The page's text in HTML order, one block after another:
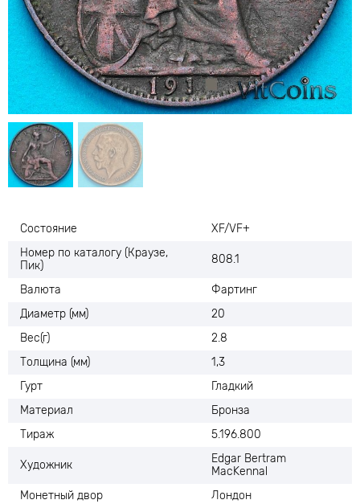
Состояние
XF/VF+
Номер по каталогу (Краузе,
Пик)
808.1
Валюта
Фартинг
Диаметр (мм)
20
Вес(г)
2.8
Толщина (мм)
1,3
Гурт
Гладкий
Материал
Бронза
Тираж
5.196.800
Художник
Edgar Bertram
MacKennal
Монетный двор
Лондон